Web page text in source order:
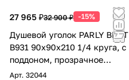
27 965 ₽32 900 ₽ -15%
Душевой уголок PARLY BETT
B931 90х90х210 1/4 круга, с
поддоном, прозрачное
стекло, черный
Арт. 32044